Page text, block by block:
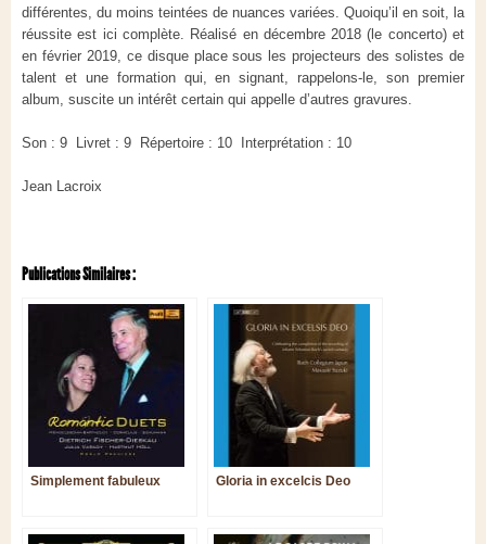
différentes, du moins teintées de nuances variées. Quoiqu’il en soit, la
réussite est ici complète. Réalisé en décembre 2018 (le concerto) et
en février 2019, ce disque place sous les projecteurs des solistes de
talent et une formation qui, en signant, rappelons-le, son premier
album, suscite un intérêt certain qui appelle d’autres gravures.
Son : 9 Livret : 9 Répertoire : 10 Interprétation : 10
Jean Lacroix
Publications Similaires :
Simplement fabuleux Gloria in excelcis Deo